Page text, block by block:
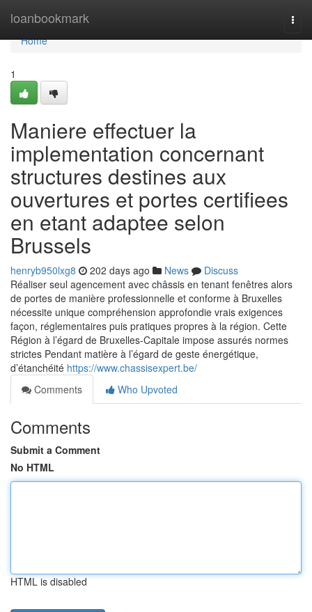
loanbookmark
Home
Home
1
Maniere effectuer la
implementation concernant
structures destines aux
ouvertures et portes certifiees
en etant adaptee selon
Brussels
henryb950lxg8 202 days ago News
Discuss
Réaliser seul agencement avec châssis en tenant fenêtres alors
de portes de manière professionnelle et conforme à Bruxelles
nécessite unique compréhension approfondie vrais exigences
façon, réglementaires puis pratiques propres à la région. Cette
Région à l’égard de Bruxelles-Capitale impose assurés normes
strictes Pendant matière à l’égard de geste énergétique,
d’étanchéité https://www.chassisexpert.be/
Comments
Who Upvoted
Comments
Submit a Comment
No HTML
HTML is disabled